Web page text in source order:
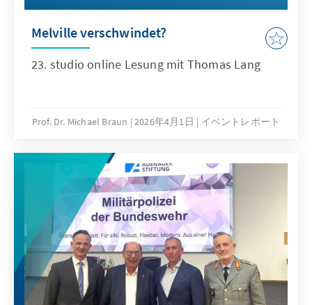
Melville verschwindet?
23. studio online Lesung mit Thomas Lang
Prof. Dr. Michael Braun 2026年4月1日 イベントレポート